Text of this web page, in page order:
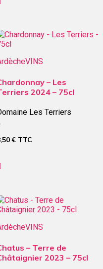
VINS
– Les
2024 – 75cl
Les Terriers
€TTC
VINS
– Terre de
2023 – 75cl